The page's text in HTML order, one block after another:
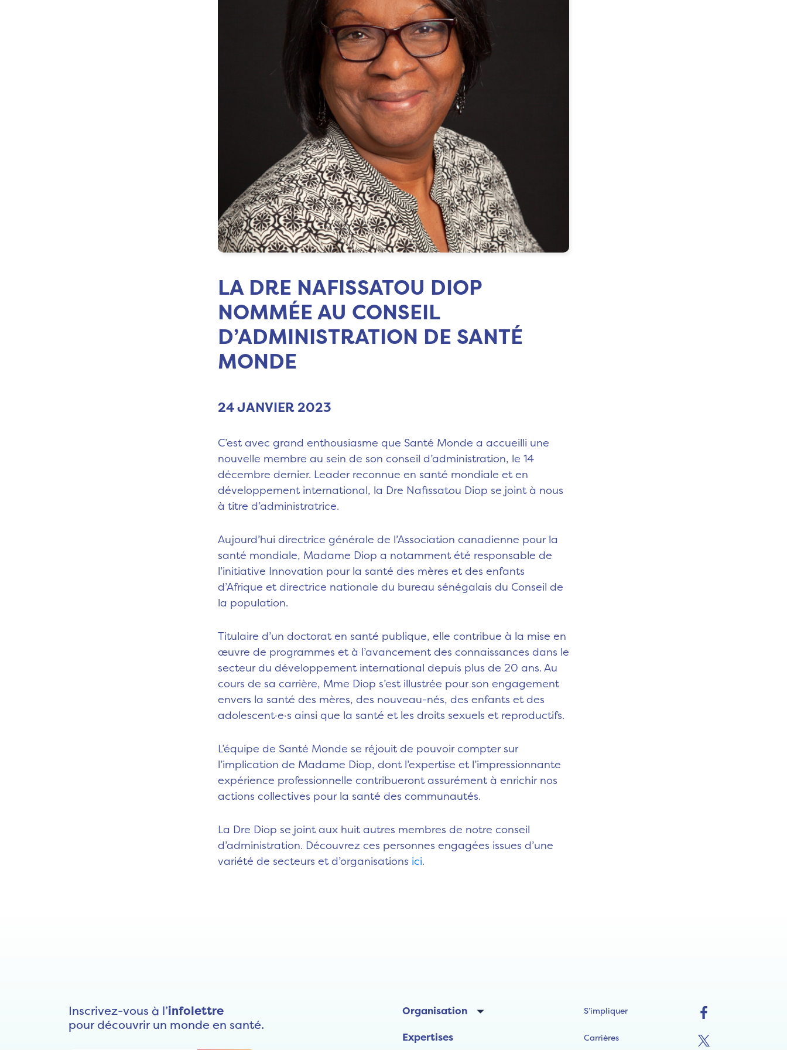
LA DRE NAFISSATOU DIOP
NOMMÉE AU CONSEIL
D’ADMINISTRATION DE SANTÉ
MONDE
24 JANVIER 2023
C’est avec grand enthousiasme que Santé Monde a accueilli une
nouvelle membre au sein de son conseil d’administration, le 14
décembre dernier. Leader reconnue en santé mondiale et en
développement international, la Dre Nafissatou Diop se joint à nous
à titre d’administratrice.
Aujourd’hui directrice générale de l’Association canadienne pour la
santé mondiale, Madame Diop a notamment été responsable de
l’initiative Innovation pour la santé des mères et des enfants
d’Afrique et directrice nationale du bureau sénégalais du Conseil de
la population.
Titulaire d’un doctorat en santé publique, elle contribue à la mise en
œuvre de programmes et à l’avancement des connaissances dans le
secteur du développement international depuis plus de 20 ans. Au
cours de sa carrière, Mme Diop s’est illustrée pour son engagement
envers la santé des mères, des nouveau-nés, des enfants et des
adolescent·e·s ainsi que la santé et les droits sexuels et reproductifs.
L’équipe de Santé Monde se réjouit de pouvoir compter sur
l’implication de Madame Diop, dont l’expertise et l’impressionnante
expérience professionnelle contribueront assurément à enrichir nos
actions collectives pour la santé des communautés.
La Dre Diop se joint aux huit autres membres de notre conseil
d’administration. Découvrez ces personnes engagées issues d’une
variété de secteurs et d’organisations ici.
Inscrivez-vous à l’infolettre
pour découvrir un monde en santé.
Organisation
Expertises
S’impliquer
Carrières